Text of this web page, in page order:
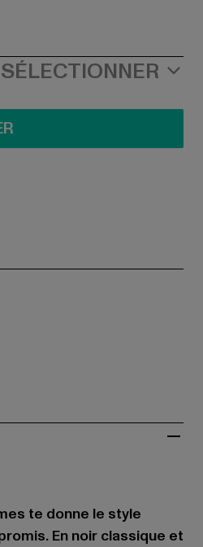
SÉLECTIONNER
te donne le style
En noir classique et